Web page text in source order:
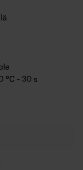
mukaan.
erilaisilla
Saatavana
> 90 / Ra
on
°C - 30 s